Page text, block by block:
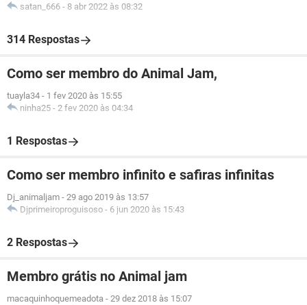
satan_666 - 8 abr 2022 às 08:32
314 Respostas
Como ser membro do Animal Jam,
tuayla34 - 1 fev 2020 às 15:55
ninha25 - 2 fev 2020 às 04:34
1 Respostas
Como ser membro infinito e safiras infinitas
Dj_animaljam - 29 ago 2019 às 13:57
Djprimeiroproguisoso - 6 jun 2020 às 15:43
2 Respostas
Membro grátis no Animal jam
macaquinhoquemeadota - 29 dez 2018 às 15:07